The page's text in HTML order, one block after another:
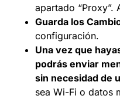
apartado “Proxy”.
Guarda los
configuración.
Una vez que
podrás enviar
sin necesidad de
sea Wi-Fi o datos